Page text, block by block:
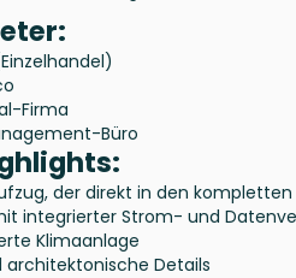
Firma
Büro
der direkt in den
integrierter Strom- und
Klimaanlage
architektonische Details